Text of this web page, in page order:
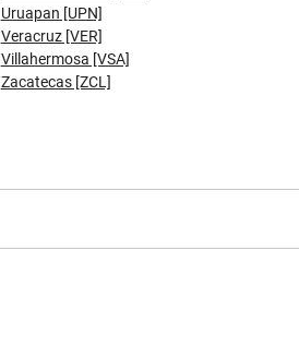
Uruapan [UPN]
Veracruz [VER]
Villahermosa [VSA]
Zacatecas [ZCL]